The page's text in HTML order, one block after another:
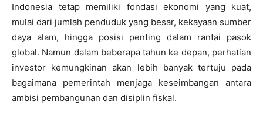
Indonesia tetap memiliki fondasi ekonomi yang kuat,
mulai dari jumlah penduduk yang besar, kekayaan sumber
daya alam, hingga posisi penting dalam rantai pasok
global. Namun dalam beberapa tahun ke depan, perhatian
investor kemungkinan akan lebih banyak tertuju pada
bagaimana pemerintah menjaga keseimbangan antara
ambisi pembangunan dan disiplin fiskal.